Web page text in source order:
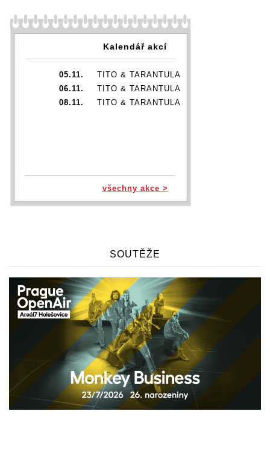
Kalendář akcí
05.11.
TITO & TARANTULA
06.11.
TITO & TARANTULA
08.11.
TITO & TARANTULA
všechny akce >
SOUTĚŽE